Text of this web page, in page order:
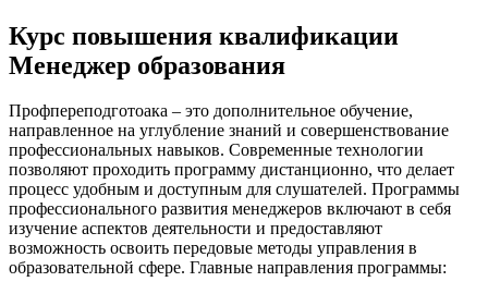
Курс повышения квалификации
Менеджер образования
Профпереподготоака – это дополнительное обучение,
направленное на углубление знаний и совершенствование
профессиональных навыков. Современные технологии
позволяют проходить программу дистанционно, что делает
процесс удобным и доступным для слушателей. Программы
профессионального развития менеджеров включают в себя
изучение аспектов деятельности и предоставляют
возможность освоить передовые методы управления в
образовательной сфере. Главные направления программы: